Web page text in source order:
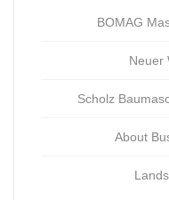
BOMAG
Neuer
Scholz
About